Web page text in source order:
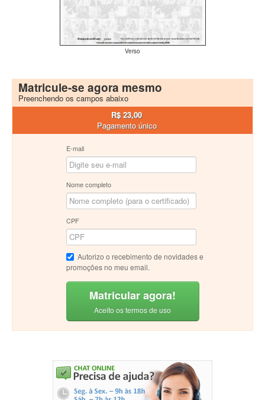
Verso
Matricule-se agora mesmo
Preenchendo os campos abaixo
R$ 23,00
Pagamento único
E-mail
Nome completo
CPF
Autorizo o recebimento de novidades e
promoções no meu email.
Matricular agora!
Aceito os termos de uso